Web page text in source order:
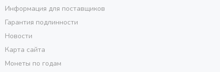
Информация для поставщиков
Гарантия подлинности
Новости
Карта сайта
Монеты по годам